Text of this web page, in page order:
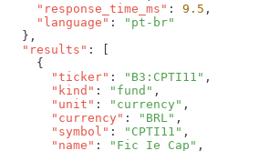
    "response_time_ms"
: 9.5
    "language"
:
  "results"
      "ticker"
: "B3:CPTI11"
      "kind"
: "fund"
      "unit"
: "currency"
      "currency"
: "BRL"
      "symbol"
: "CPTI11"
      "name"
: "Fic Ie Cap"